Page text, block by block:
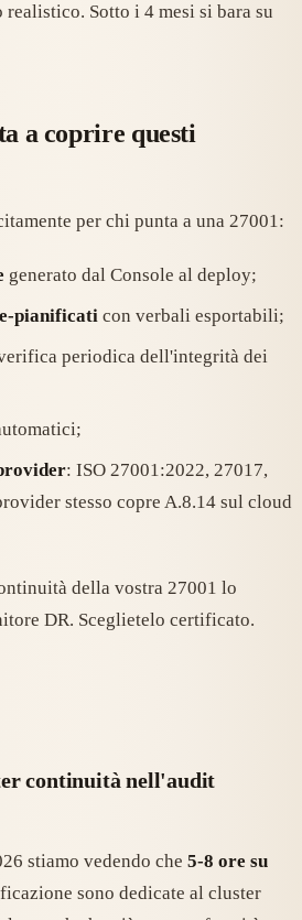
Sotto i 4 mesi si bara su
a coprire questi
per chi punta a una 27001:
generato dal Console al deploy;
pianificati con verbali esportabili;
periodica dell'integrità dei
: ISO 27001:2022, 27017,
stesso copre A.8.14 sul cloud
della vostra 27001 lo
DR. Sceglietelo certificato.
continuità nell'audit
stiamo vedendo che 5-8 ore su
sono dedicate al cluster